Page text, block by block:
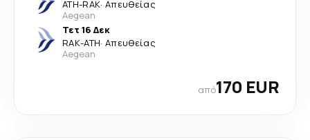
ATH-RAK· Απευθείας
Aegean
Τετ 16 Δεκ
RAK-ATH· Απευθείας
Aegean
από170 EUR